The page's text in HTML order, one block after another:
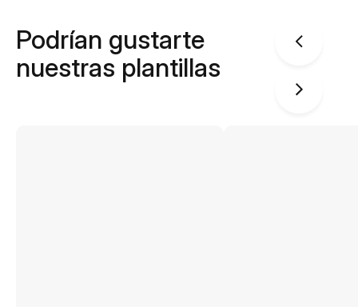
Podrían gustarte
nuestras plantillas